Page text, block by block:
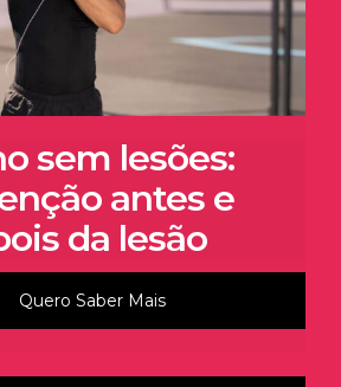
sem lesões:
antes e
da lesão
Quero Saber Mais